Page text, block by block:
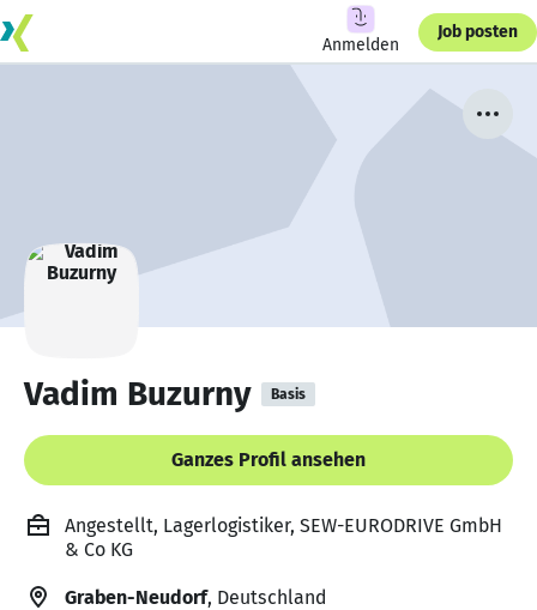
Anmelden
Job posten
Vadim Buzurny Basis
Ganzes Profil ansehen
Angestellt, Lagerlogistiker, SEW-EURODRIVE GmbH
& Co KG
Graben-Neudorf, Deutschland